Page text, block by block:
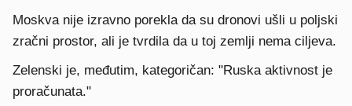
Moskva nije izravno porekla da su dronovi ušli u poljski
zračni prostor, ali je tvrdila da u toj zemlji nema ciljeva.
Zelenski je, međutim, kategoričan: "Ruska aktivnost je
proračunata."